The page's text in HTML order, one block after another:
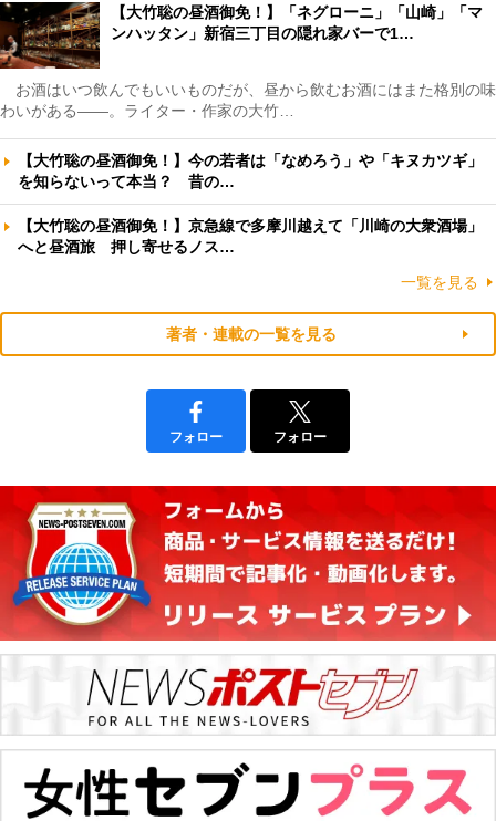
【大竹聡の昼酒御免！】「ネグローニ」「山崎」「マ
ンハッタン」新宿三丁目の隠れ家バーで1…
お酒はいつ飲んでもいいものだが、昼から飲むお酒にはまた格別の味
わいがある――。ライター・作家の大竹…
【大竹聡の昼酒御免！】今の若者は「なめろう」や「キヌカツギ」
を知らないって本当？ 昔の…
【大竹聡の昼酒御免！】京急線で多摩川越えて「川崎の大衆酒場」
へと昼酒旅 押し寄せるノス…
一覧を見る
著者・連載の一覧を見る
フォロー フォロー